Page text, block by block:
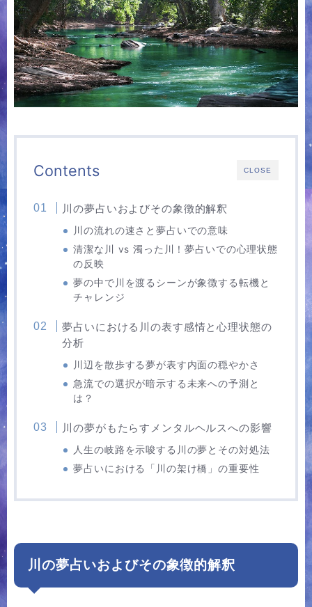
CLOSE
Contents
川の夢占いおよびその象徴的解釈
川の流れの速さと夢占いでの意味
清潔な川 vs 濁った川！夢占いでの心理状態
の反映
夢の中で川を渡るシーンが象徴する転機と
チャレンジ
夢占いにおける川の表す感情と心理状態の
分析
川辺を散歩する夢が表す内面の穏やかさ
急流での選択が暗示する未来への予測と
は？
川の夢がもたらすメンタルヘルスへの影響
人生の岐路を示唆する川の夢とその対処法
夢占いにおける「川の架け橋」の重要性
川の夢占いおよびその象徴的解釈